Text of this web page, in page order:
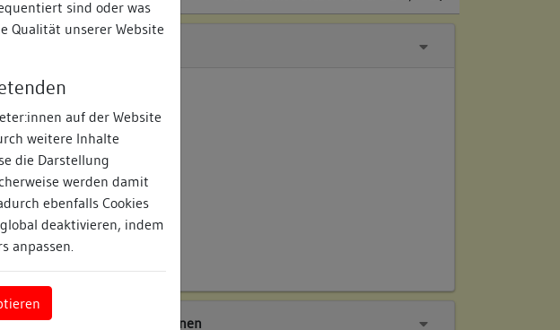
sind oder was
Qualität unserer Website
auf der Website
weitere Inhalte
die Darstellung
werden damit
ebenfalls Cookies
deaktivieren, indem
anpassen.
Zugeordnete Dokumentationen